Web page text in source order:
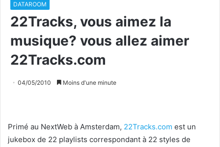
DATAROOM
22Tracks, vous aimez la
musique? vous allez aimer
22Tracks.com
04/05/2010 Moins d'une minute
Primé au NextWeb à Amsterdam, 22Tracks.com est un
jukebox de 22 playlists correspondant à 22 styles de